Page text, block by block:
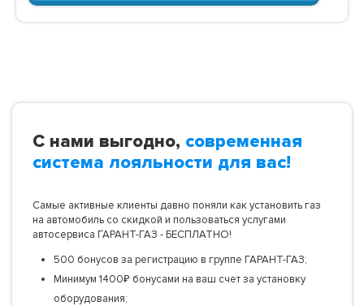
С нами выгодно, современная
система лояльности для вас!
Самые активные клиенты давно поняли как установить газ
на автомобиль со скидкой и пользоваться услугами
автосервиса ГАРАНТ-ГАЗ - БЕСПЛАТНО!
500 бонусов за регистрацию в группе ГАРАНТ-ГАЗ;
Минимум 1400₽ бонусами на ваш счет за установку
оборудования;